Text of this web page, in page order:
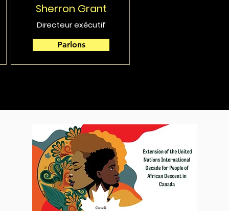
Sherron Grant
Directeur exécutif
Parlons